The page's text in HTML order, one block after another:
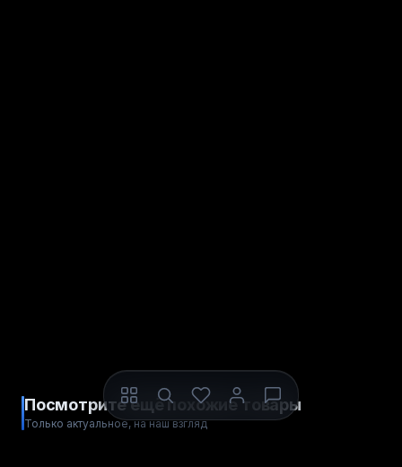
Посмотрите ещё похожие товары
Только актуальное, на наш взгляд